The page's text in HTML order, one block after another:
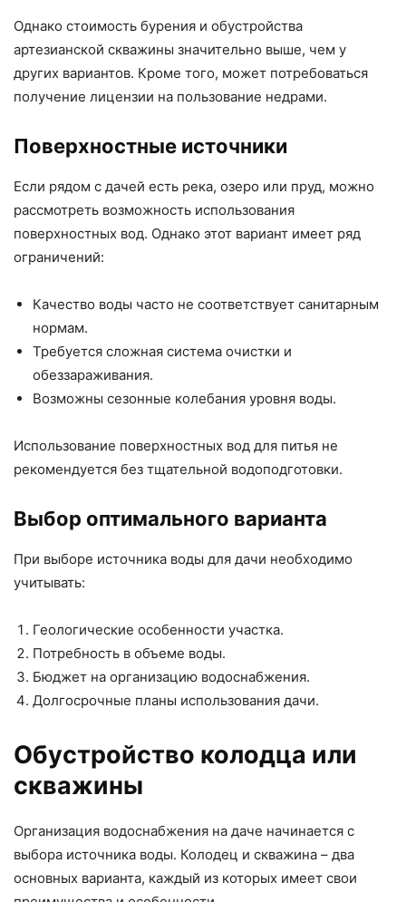
Однако стоимость бурения и обустройства
артезианской скважины значительно выше, чем у
других вариантов. Кроме того, может потребоваться
получение лицензии на пользование недрами.
Поверхностные источники
Если рядом с дачей есть река, озеро или пруд, можно
рассмотреть возможность использования
поверхностных вод. Однако этот вариант имеет ряд
ограничений:
Качество воды часто не соответствует санитарным
нормам.
Требуется сложная система очистки и
обеззараживания.
Возможны сезонные колебания уровня воды.
Использование поверхностных вод для питья не
рекомендуется без тщательной водоподготовки.
Выбор оптимального варианта
При выборе источника воды для дачи необходимо
учитывать:
Геологические особенности участка.
Потребность в объеме воды.
Бюджет на организацию водоснабжения.
Долгосрочные планы использования дачи.
Обустройство колодца или
скважины
Организация водоснабжения на даче начинается с
выбора источника воды. Колодец и скважина – два
основных варианта, каждый из которых имеет свои